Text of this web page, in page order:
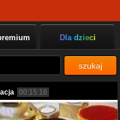
Dla dzieci
szukaj
00:15:16